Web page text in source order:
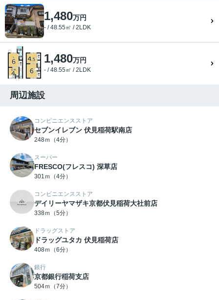
1,480万円
- / 48.55㎡ / 2LDK
1,480万円
- / 48.55㎡ / 2LDK
周辺施設
コンビニエンスストア
セブンイレブン 伏見稲荷駅南店
248ｍ（4分）
スーパー
FRESCO(フレスコ) 深草店
301ｍ（4分）
コンビニエンスストア
デイリーヤマザキ京都伏見稲荷大社前店
338ｍ（5分）
ドラッグストア
ドラッグユタカ 伏見稲荷店
408ｍ（6分）
銀行
京都銀行稲荷支店
504ｍ（7分）